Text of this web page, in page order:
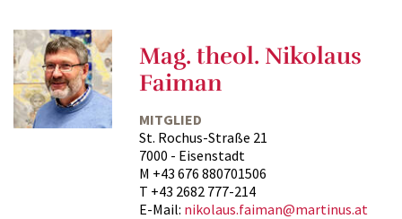
Mag. theol. Nikolaus
Faiman
MITGLIED
St. Rochus-Straße 21
7000 - Eisenstadt
M +43 676 880701506
T +43 2682 777-214
E-Mail: nikolaus.faiman@martinus.at